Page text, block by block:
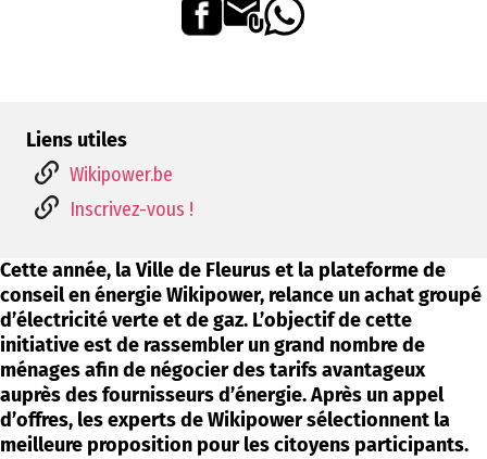
Cette année, la Ville de Fleurus et la plateforme de
conseil en énergie Wikipower, relance un achat groupé
d’électricité verte et de gaz. L’objectif de cette
initiative est de rassembler un grand nombre de
ménages afin de négocier des tarifs avantageux
auprès des fournisseurs d’énergie. Après un appel
d’offres, les experts de Wikipower sélectionnent la
meilleure proposition pour les citoyens participants.
Liens utiles
Wikipower.be
Inscrivez-vous !